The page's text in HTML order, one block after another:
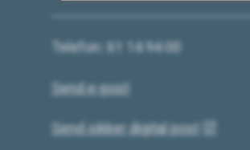
Telefon: 61 14 94 00
Send e-post
Send sikker digital post